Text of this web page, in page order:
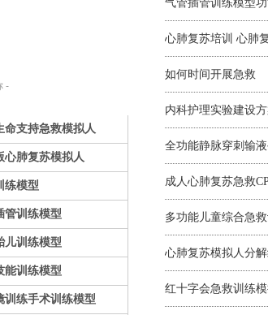
命支持急救模拟人
心肺复苏模拟人
练模型
管训练模型
儿训练模型
能训练模型
训练手术训练模型
气管插管训练模型
心肺复苏培训 心肺
如何时间开展急救
内科护理实验建设
全功能静脉穿刺输
成人心肺复苏急救
多功能儿童综合急
心肺复苏模拟人分解
红十字会急救训练